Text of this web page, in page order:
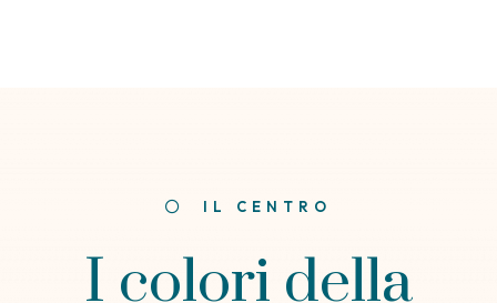
IL CENTRO
I colori della